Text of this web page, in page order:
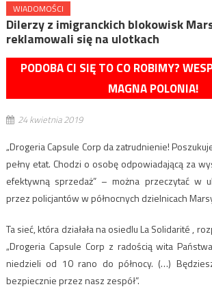
WIADOMOŚCI
Dilerzy z imigranckich blokowisk
reklamowali się na ulotkach
PODOBA CI SIĘ TO CO ROBIMY?
MAGNA POLONIA!
24 kwietnia 2019
„Drogeria Capsule Corp da zatrudnienie!
pełny etat. Chodzi o osobę odpowiadającą za
efektywną sprzedaż” – można przeczytać w
przez policjantów w północnych dzielnicach
Ta sieć, która działała na osiedlu La Solidarité ,
„Drogeria Capsule Corp z radością wita
niedzieli od 10 rano do północy. (…)
bezpiecznie przez nasz zespół”.